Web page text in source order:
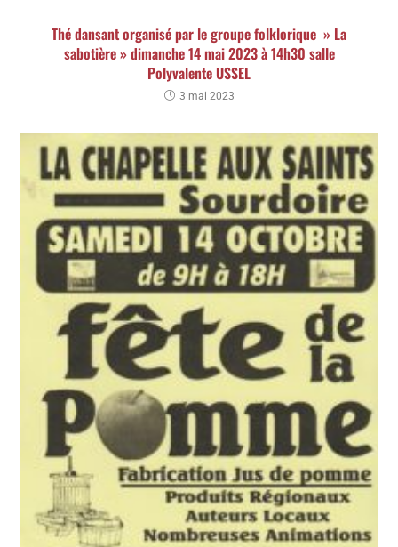
Thé dansant organisé par le groupe folklorique » La
sabotière » dimanche 14 mai 2023 à 14h30 salle
Polyvalente USSEL
3 mai 2023